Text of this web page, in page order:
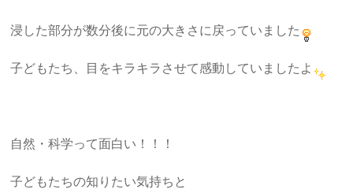
浸した部分が数分後に元の大きさに戻っていました
子どもたち、目をキラキラさせて感動していましたよ
自然・科学って面白い！！！
子どもたちの知りたい気持ちと